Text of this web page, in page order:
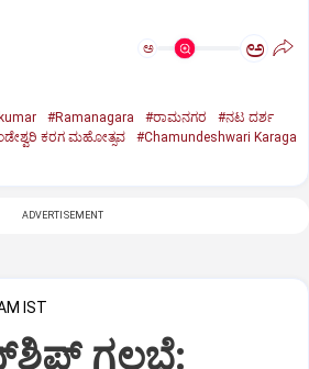
ಅ ಅ
#Ramanagara #ರಾಮನಗರ
#ನಟ ದರ್ಶ
ಕರಗ ಮಹೋತ್ಸವ
#Chamundeshwari Karaga
ADVERTISEMENT
IST
ಗಲಭೆ: